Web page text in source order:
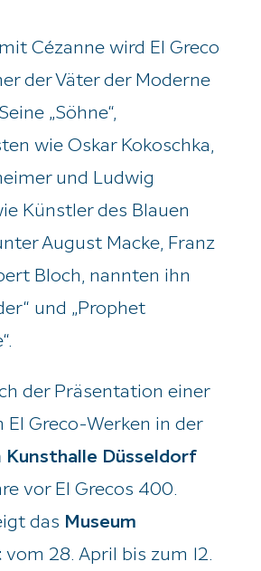
Cézanne wird El Greco
der Väter der Moderne
„Söhne“,
wie Oskar Kokoschka,
und Ludwig
Künstler des Blauen
August Macke, Franz
Bloch, nannten ihn
und „Prophet
der Präsentation einer
El Greco-Werken in der
Düsseldorf
vor El Grecos 400.
das Museum
vom 28. April bis zum 12.